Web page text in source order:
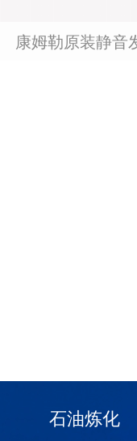
康姆勒原装静音
石油炼化